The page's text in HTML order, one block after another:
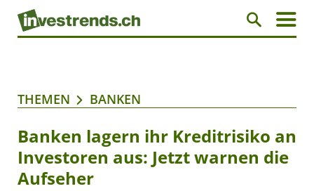
THEMEN BANKEN
Banken lagern ihr Kreditrisiko an
Investoren aus: Jetzt warnen die
Aufseher